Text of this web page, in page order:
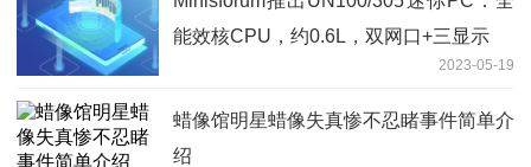
能效核CPU，约0.6L，双网口+三显示
2023-05-19
蜡像馆明星蜡像失真惨不忍睹事件简单介
绍